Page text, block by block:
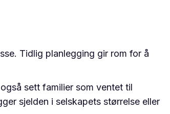
Tidlig planlegging gir rom for å
sett familier som ventet til
sjelden i selskapets størrelse eller